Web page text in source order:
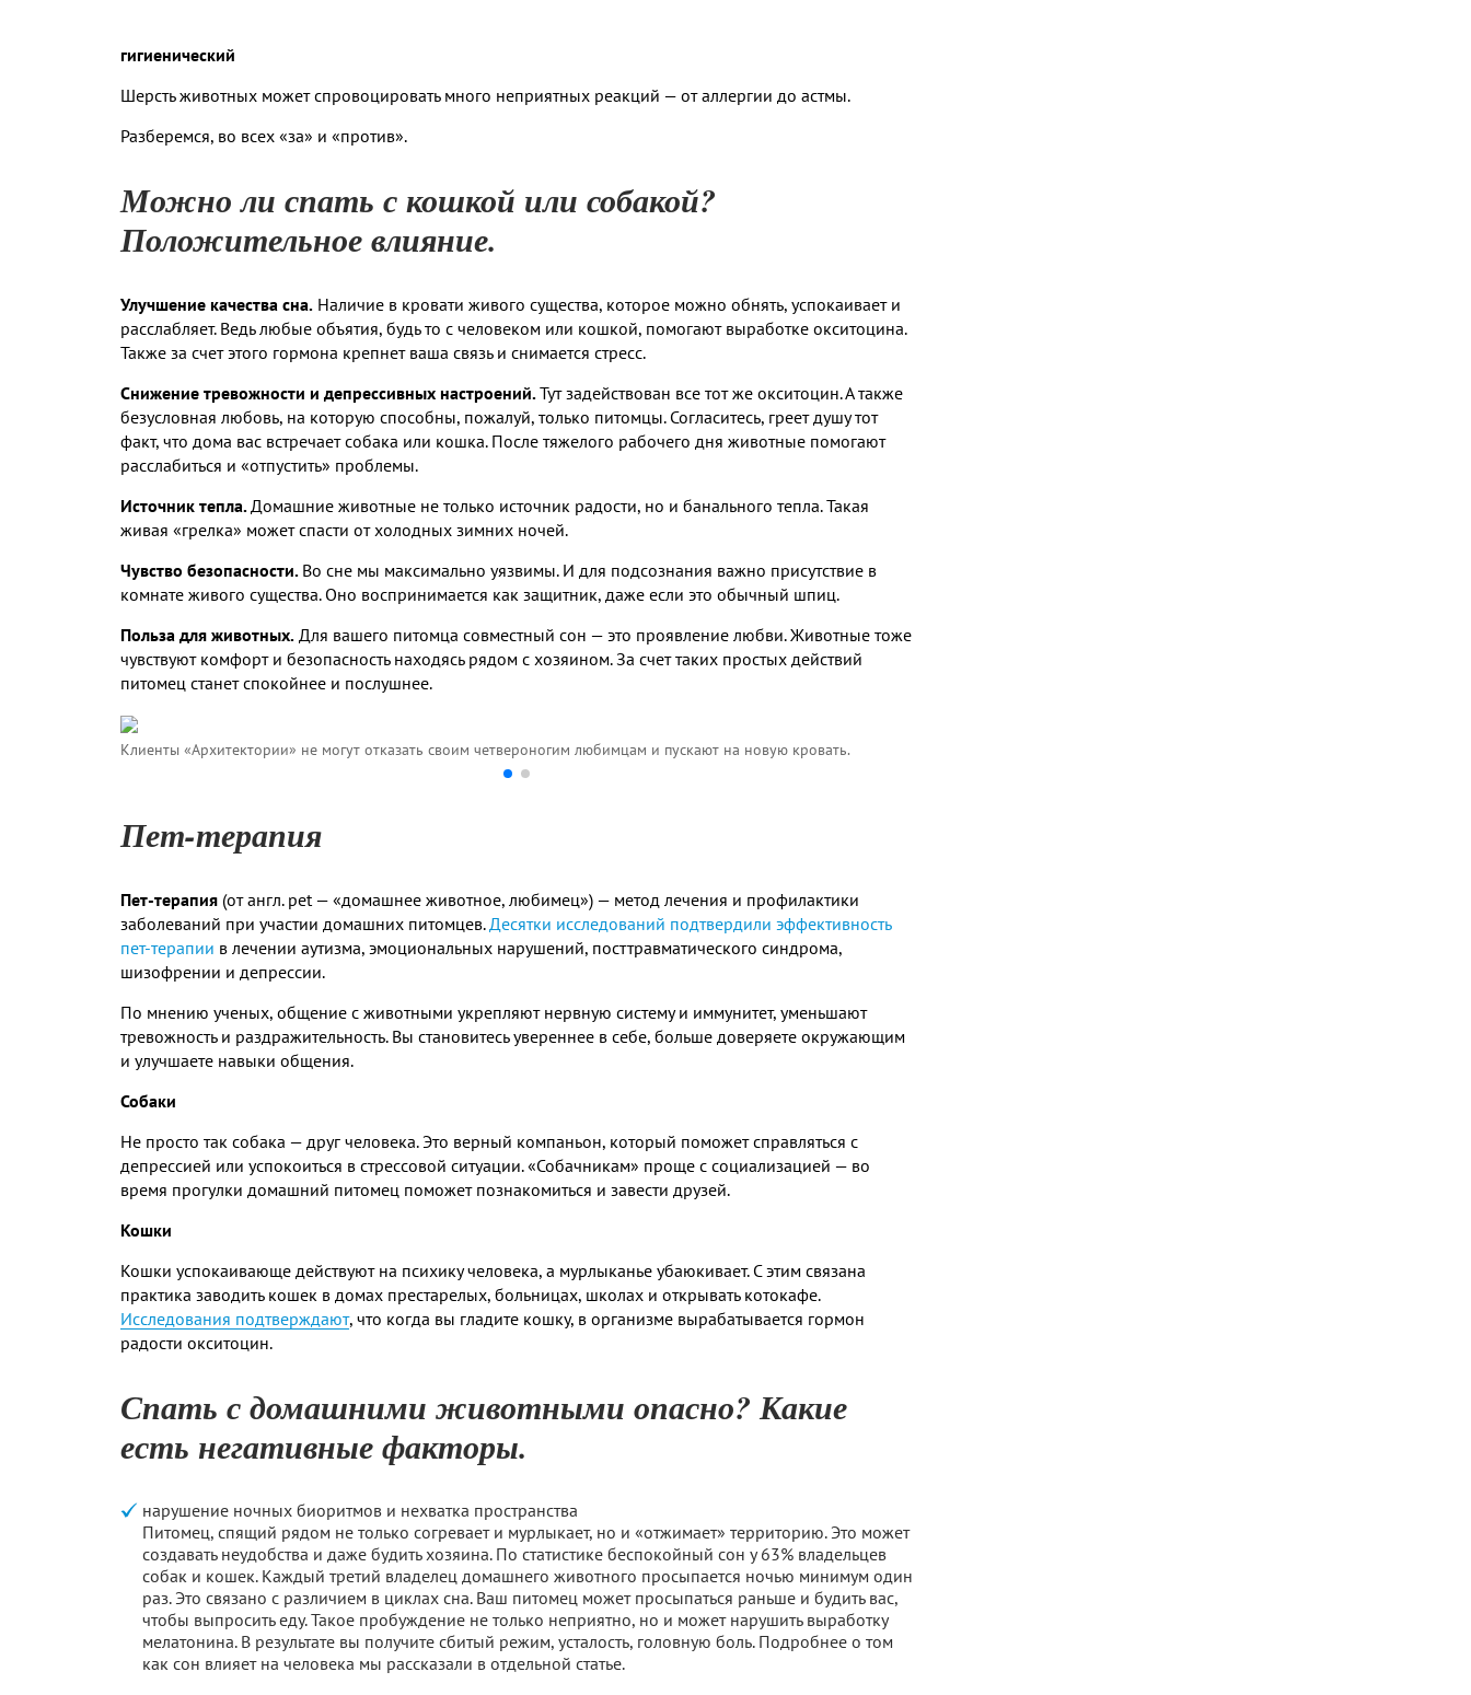
гигиенический
Шерсть животных может спровоцировать много неприятных реакций — от аллергии до астмы.
Разберемся, во всех «за» и «против».
Можно ли спать с кошкой или собакой?
Положительное влияние.
Улучшение качества сна. Наличие в кровати живого существа, которое можно обнять, успокаивает и
расслабляет. Ведь любые объятия, будь то с человеком или кошкой, помогают выработке окситоцина.
Также за счет этого гормона крепнет ваша связь и снимается стресс.
Снижение тревожности и депрессивных настроений.Тут задействован все тот же окситоцин. А также
безусловная любовь, на которую способны, пожалуй, только питомцы. Согласитесь, греет душу тот
факт, что дома вас встречает собака или кошка. После тяжелого рабочего дня животные помогают
расслабиться и «отпустить» проблемы.
Источник тепла.Домашние животные не только источник радости, но и банального тепла. Такая
живая «грелка» может спасти от холодных зимних ночей.
Чувство безопасности. Во сне мы максимально уязвимы. И для подсознания важно присутствие в
комнате живого существа. Оно воспринимается как защитник, даже если это обычный шпиц.
Польза для животных. Для вашего питомца совместный сон — это проявление любви. Животные тоже
чувствуют комфорт и безопасность находясь рядом с хозяином. За счет таких простых действий
питомец станет спокойнее и послушнее.
Клиенты «Архитектории» не могут отказать своим четвероногим любимцам и пускают на новую кровать.
Пет-терапия
Пет-терапия (от англ. pet — «домашнее животное, любимец») — метод лечения и профилактики
заболеваний при участии домашних питомцев.Десятки исследований подтвердили эффективность
пет-терапии в лечении аутизма, эмоциональных нарушений, посттравматического синдрома,
шизофрении и депрессии.
По мнению ученых, общение с животными укрепляют нервную систему и иммунитет, уменьшают
тревожность и раздражительность. Вы становитесь увереннее в себе, больше доверяете окружающим
и улучшаете навыки общения.
Собаки
Не просто так собака — друг человека. Это верный компаньон, который поможет справляться с
депрессией или успокоиться в стрессовой ситуации. «Собачникам» проще с социализацией — во
время прогулки домашний питомец поможет познакомиться и завести друзей.
Кошки
Кошки успокаивающе действуют на психику человека, а мурлыканье убаюкивает. С этим связана
практика заводить кошек в домах престарелых, больницах, школах и открывать котокафе.
Исследования подтверждают, что когда вы гладите кошку, в организме вырабатывается гормон
радости окситоцин.
Спать с домашними животными опасно? Какие
есть негативные факторы.
нарушение ночных биоритмов и нехватка пространства
Питомец, спящий рядом не только согревает и мурлыкает, но и «отжимает» территорию. Это может
создавать неудобства и даже будить хозяина. По статистике беспокойный сон у 63% владельцев
собак и кошек. Каждый третий владелец домашнего животного просыпается ночью минимум один
раз. Это связано с различием в циклах сна. Ваш питомец может просыпаться раньше и будить вас,
чтобы выпросить еду. Такое пробуждение не только неприятно, но и может нарушить выработку
мелатонина. В результате вы получите сбитый режим, усталость, головную боль. Подробнее о том
как сон влияет на человека мы рассказали в отдельной статье.